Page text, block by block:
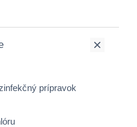
prípravok